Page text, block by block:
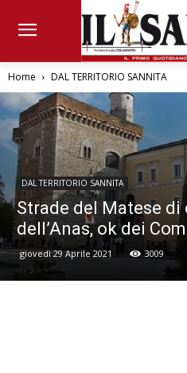
Home DAL TERRITORIO SANNITA
DAL TERRITORIO SANNITA
Strade del Matese di
dell’Anas, ok dei
giovedì 29 Aprile 2021 3009